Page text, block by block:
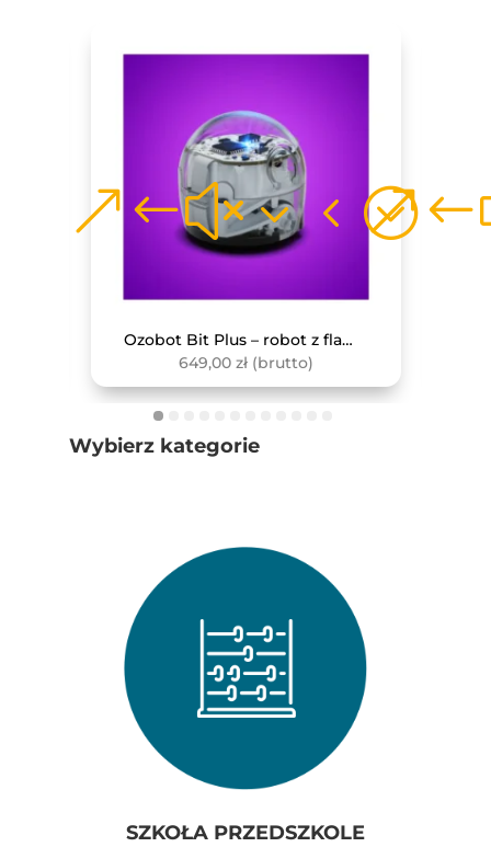
Ozobot Bit Plus – robot z flamastrami
649,00 zł (brutto)
Wybierz kategorie
SZKOŁA PRZEDSZKOLE